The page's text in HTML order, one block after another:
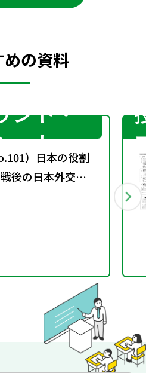
めの資料
ント・
ート
）日本の役割
後の日本外交
ブ・ノート］